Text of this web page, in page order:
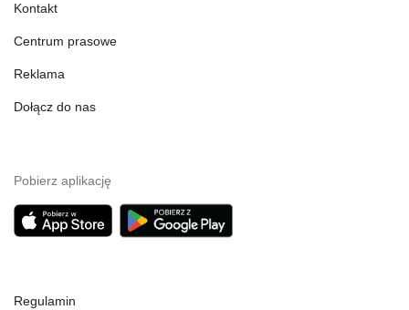
Kontakt
Centrum prasowe
Reklama
Dołącz do nas
Pobierz aplikację
Regulamin